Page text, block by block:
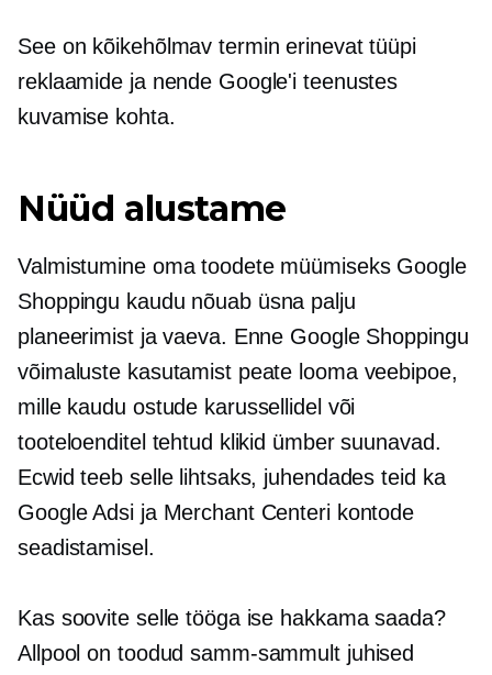
See on kõikehõlmav termin erinevat tüüpi
reklaamide ja nende Google'i teenustes
kuvamise kohta.
Nüüd alustame
Valmistumine oma toodete müümiseks Google
Shoppingu kaudu nõuab üsna palju
planeerimist ja vaeva. Enne Google Shoppingu
võimaluste kasutamist peate looma veebipoe,
mille kaudu ostude karussellidel või
tooteloenditel tehtud klikid ümber suunavad.
Ecwid teeb selle lihtsaks, juhendades teid ka
Google Adsi ja Merchant Centeri kontode
seadistamisel.
Kas soovite selle tööga ise hakkama saada?
Allpool on toodud samm-sammult juhised